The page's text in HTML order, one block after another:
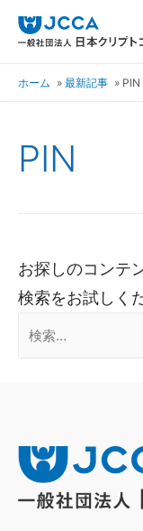
ホーム 最新記事 PIN
PIN
お探しのコンテ
検索をお試しく